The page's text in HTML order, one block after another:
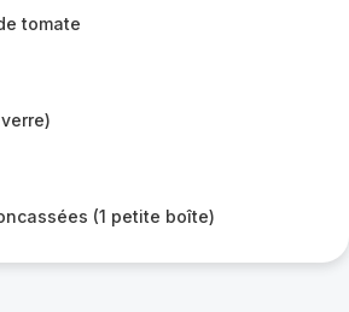
tomate
(1 petite boîte)